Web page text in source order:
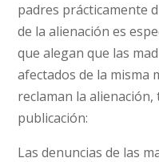
padres prácticamente
de la alienación es
que alegan que las
afectados de la misma
reclaman la alienación,
publicación:
Las denuncias de las